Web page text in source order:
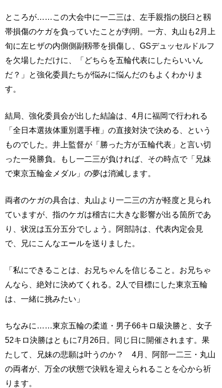
ところが……この大会中に一二三は、左手親指の脱臼と靱
帯損傷のケガを負っていたことが判明。一方、丸山も2月上
旬に左ヒザの内側側副靱帯を損傷し、GSデュッセルドルフ
を欠場しただけに、「どちらを五輪代表にしたらいいん
だ？」と強化委員たちが悩みに悩んだのもよくわかりま
す。
結局、強化委員会が出した結論は、4月に福岡で行われる
「全日本選抜体重別選手権」の直接対決で決める、という
ものでした。井上監督が「勝った方が五輪代表」と言い切
った一発勝負。もし一二三が負ければ、その時点で「兄妹
で東京五輪金メダル」の夢は消滅します。
両者のケガの具合は、丸山より一二三の方が軽度と見られ
ていますが、指のケガは稽古に大きな影響が出る箇所であ
り、状況は五分五分でしょう。阿部詩は、代表内定会見
で、兄にこんなエールを送りました。
「私にできることは、お兄ちゃんを信じること。お兄ちゃ
んなら、絶対に決めてくれる。2人で目標にした東京五輪
は、一緒に挑みたい」
ちなみに……東京五輪の柔道・男子66キロ級決勝と、女子
52キロ決勝はともに7月26日。同じ日に開催されます。果
たして、兄妹の悲願は叶うのか？ 4月、阿部一二三・丸山
の両者が、万全の状態で決戦を迎えられることを心から祈
ります。